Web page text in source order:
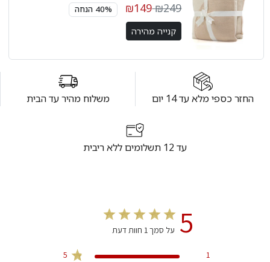
₪249
₪149 40% הנחה
קנייה מהירה
החזר כספי מלא עד 14 יום משלוח מהיר עד הבית
עד 12 תשלומים ללא ריבית
5 על סמך 1 חוות דעת
5
1